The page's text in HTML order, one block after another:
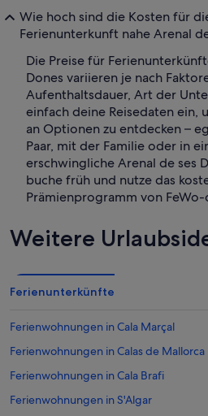
Wie hoch sind die Kosten für
Ferienunterkunft nahe Arenal
Die Preise für
Dones variieren je nach
Aufenthaltsdauer, Art der
einfach deine Reisedaten ein,
an Optionen zu entdecken –
Paar, mit der Familie oder in
erschwingliche Arenal de ses
buche früh und nutze das
Prämienprogramm von
Weitere
Ferienunterkünfte
Ferienwohnungen in Cala Marçal
Ferienwohnungen in Calas de Mallorca
Ferienwohnungen in Cala Brafi
Ferienwohnungen in S'Algar